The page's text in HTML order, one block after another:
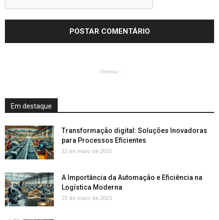
- Sidebar -
Em destaque
Transformação digital: Soluções Inovadoras
para Processos Eficientes
23 de maio de 2025
A Importância da Automação e Eficiência na
Logística Moderna
23 de maio de 2025